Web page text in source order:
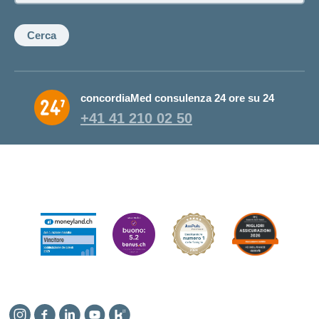
Cerca
concordiaMed consulenza 24 ore su 24
+41 41 210 02 50